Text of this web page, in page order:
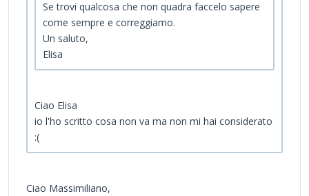
Se trovi qualcosa che non quadra faccelo sapere
come sempre e correggiamo.
Un saluto,
Elisa
Ciao Elisa
io l'ho scritto cosa non va ma non mi hai considerato
:(
Ciao Massimiliano,